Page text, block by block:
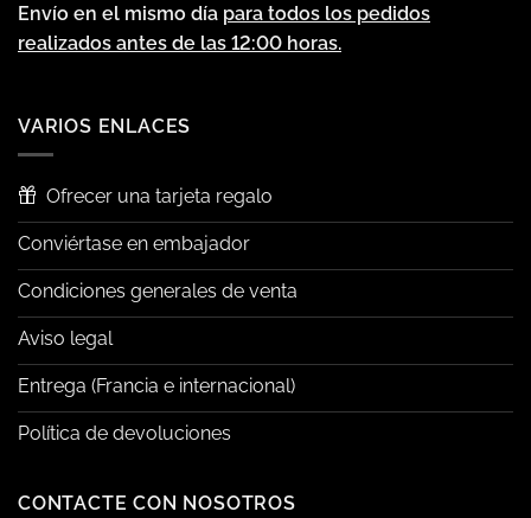
Envío en el mismo día para todos los pedidos
realizados antes de las 12:00 horas.
VARIOS ENLACES
Ofrecer una tarjeta regalo
Conviértase en embajador
Condiciones generales de venta
Aviso legal
Entrega (Francia e internacional)
Política de devoluciones
CONTACTE CON NOSOTROS